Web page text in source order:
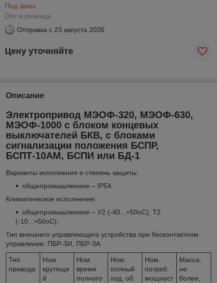
Под заказ
Опт и розница
Отправка с 23 августа 2026
Цену уточняйте
Описание
Электропривод МЭОФ-320, МЭОФ-630,
МЭОФ-1000 с блоком концевых
выключателей БКВ, с блоками
сигнализации положения БСПР,
БСПТ-10АМ, БСПИ или БД-1
Варианты исполнения и степень защиты:
общепромышленное – IP54.
Климатическое исполнение:
общепромышленное – У2 (-40...+50oС), Т2
(-10...+50oС);
Тип внешнего управляющего устройства при бесконтактном
управлении: ПБР-3И, ПБР-3А.
Тип
привода
Ном.
крутящи
й
Ном.
время
полного
Ном.
полный
ход, об.
Ном.
потреб.
мощност
Масса,
не
более,